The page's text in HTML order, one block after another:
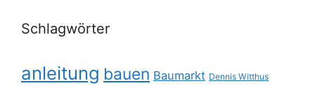
Schlagwörter
anleitung bauen Baumarkt Dennis Witthus